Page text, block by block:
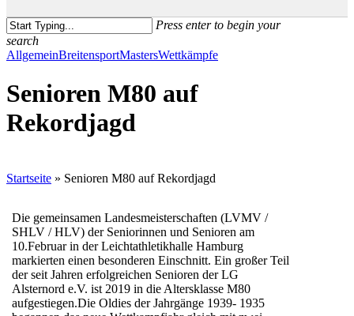
Press enter to begin your
search
Close
AllgemeinBreitensportMastersWettkämpfe
Senioren M80 auf
Rekordjagd
Startseite » Senioren M80 auf Rekordjagd
Die gemeinsamen Landesmeisterschaften (LVMV /
SHLV / HLV) der Seniorinnen und Senioren am
10.Februar in der Leichtathletikhalle Hamburg
markierten einen besonderen Einschnitt. Ein großer Teil
der seit Jahren erfolgreichen Senioren der LG
Alsternord e.V. ist 2019 in die Altersklasse M80
aufgestiegen.Die Oldies der Jahrgänge 1939- 1935